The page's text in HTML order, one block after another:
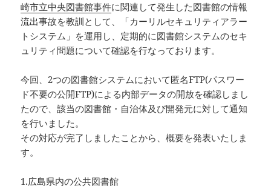
崎市立中央図書館事件に関連して発生した図書館の情報
流出事故を教訓として、「カーリルセキュリティアラー
トシステム」を運用し、定期的に図書館システムのセキ
ュリティ問題について確認を行なっております。
今回、2つの図書館システムにおいて匿名FTP(パスワー
ド不要の公開FTP)による内部データの開放を確認しまし
たので、該当の図書館・自治体及び開発元に対して通知
を行いました。
その対応が完了しましたことから、概要を発表いたしま
す。
1.広島県内の公共図書館